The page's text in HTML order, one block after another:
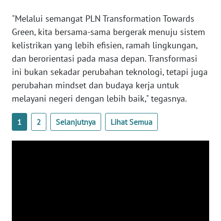
"Melalui semangat PLN Transformation Towards
Green, kita bersama-sama bergerak menuju sistem
kelistrikan yang lebih efisien, ramah lingkungan,
dan berorientasi pada masa depan. Transformasi
ini bukan sekadar perubahan teknologi, tetapi juga
perubahan mindset dan budaya kerja untuk
melayani negeri dengan lebih baik," tegasnya.
1 2 Selanjutnya Lihat Semua
WN
KALTARA
WN
KALSEL
KALTIM
WN
SULSEL